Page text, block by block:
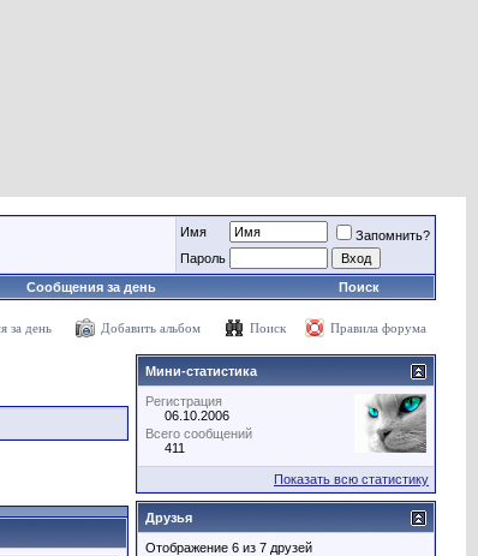
Имя
Запомнить?
Пароль
Сообщения за день Поиск
за день Добавить альбом Поиск Правила форума
Мини-статистика
Регистрация
06.10.2006
Всего сообщений
411
Показать всю статистику
Друзья
Отображение 6 из 7 друзей